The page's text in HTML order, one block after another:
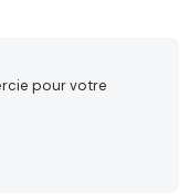
pour votre